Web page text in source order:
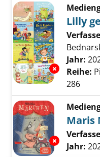
Exemplar-
Lilly
Jahr:
Reihe:
286
Exemplar-
Maris
Jahr: